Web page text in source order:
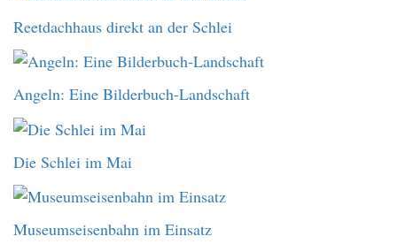
Reetdachhaus direkt an der Schlei
Angeln: Eine Bilderbuch-Landschaft
Die Schlei im Mai
Museumseisenbahn im Einsatz